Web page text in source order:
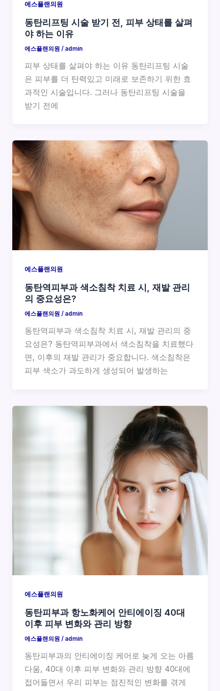
에스플랜의원
동탄리프팅 시술 받기 전, 피부 상태를 살펴
야 하는 이유
에스플랜의원 / admin
피부 상태를 살펴야 하는 이유 동탄리프팅 시술
은 피부를 더 탄력있고 미래로 보존하기 위한 효
과적인 시술입니다. 그러나 동탄리프팅 시술을
받기 전에
에스플랜의원
동탄역피부과 색소침착 치료 시, 재발 관리
의 중요성은?
에스플랜의원 / admin
동탄역피부과 색소침착 치료 시, 재발 관리의 중
요성은? 동탄역피부과에서 색소침착을 치료했다
면, 이후의 재발 관리가 중요합니다. 색소침착은
피부 색소가 과도하게 생성되어 발생하는
에스플랜의원
동탄피부과 항노화케어 안티에이징 40대
이후 피부 변화와 관리 방향
에스플랜의원 / admin
동탄피부과의 안티에이징 케어로 늦게 오는 아름
다움, 40대 이후 피부 변화와 관리 방향 40대에
접어들면서 우리 피부는 점진적인 변화를 겪게